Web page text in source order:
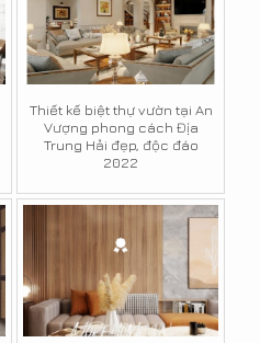
Thiết kế biệt thự vườn tại An
Vượng phong cách Địa
Trung Hải đẹp, độc đáo
2022